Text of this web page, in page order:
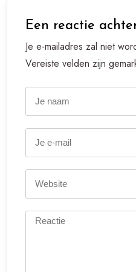
Een reactie
Je e-mailadres zal niet
Vereiste velden zijn